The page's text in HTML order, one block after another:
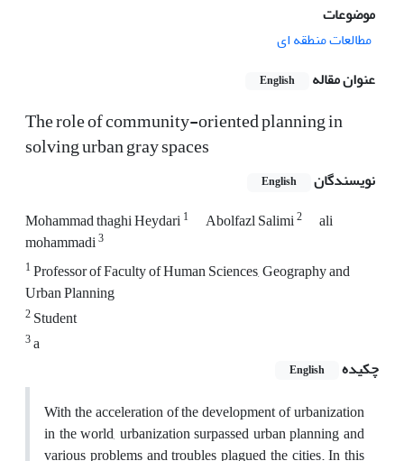
موضوعات
مطالعات منطقه ای
عنوان مقاله
English
The role of community-oriented planning in
solving urban gray spaces
نویسندگان English
Mohammad thaghi Heydari1 Abolfazl Salimi2
ali
mohammadi3
1Professor of Faculty of Human Sciences, Geography and
Urban Planning
2Student
3a
چکیده
English
With the acceleration of the development of urbanization
in the world, urbanization surpassed urban planning and
various problems and troubles plagued the cities. In this